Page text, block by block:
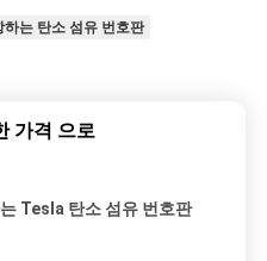
하는 탄소 섬유 번호판
가격 으로
Tesla 탄소 섬유 번호판